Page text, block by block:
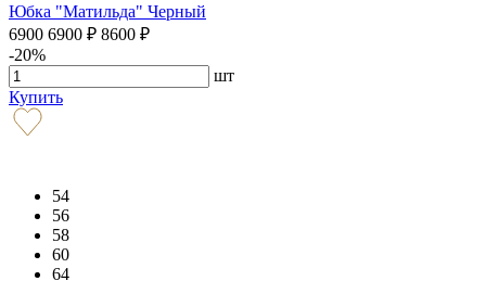
Юбка "Матильда" Черный
6900 6900 ₽ 8600 ₽
-20%
шт
Купить
54
56
58
60
64